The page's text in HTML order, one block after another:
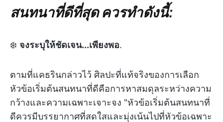
สนทนาที่ดีที่สุด ควรทำดังนี้:
❄️ จงระบุให้ชัดเจน...เพียงพอ.
ตามที่แคธรินกล่าวไว้ ศิลปะที่แท้จริงของการเลือก
หัวข้อเริ่มต้นสนทนาที่ดีคือการหาสมดุลระหว่างความ
กว้างและความเฉพาะเจาะจง "หัวข้อเริ่มต้นสนทนาที่
ดีควรมีบรรยากาศที่สดใสและมุ่งเน้นไปที่หัวข้อเฉพาะ